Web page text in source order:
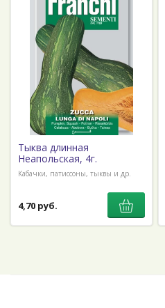
Тыква длинная
Неапольская, 4г.
Кабачки, патиссоны, тыквы и др.
4,70 руб.